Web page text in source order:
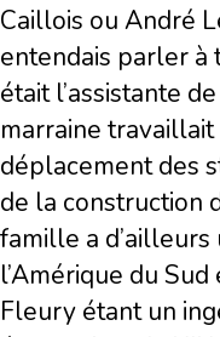
Caillois ou André
entendais parler à
était l’assistante
marraine travaillait
déplacement des
de la construction
famille a
l’Amérique du
Fleury étant un